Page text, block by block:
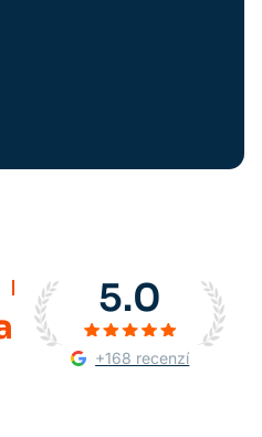
5.0
+168 recenzí